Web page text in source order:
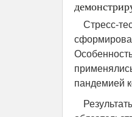
Стресс-
пандемией